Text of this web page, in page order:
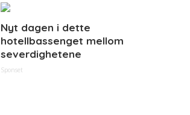
Nyt dagen i dette
hotellbassenget mellom
severdighetene
Sponset